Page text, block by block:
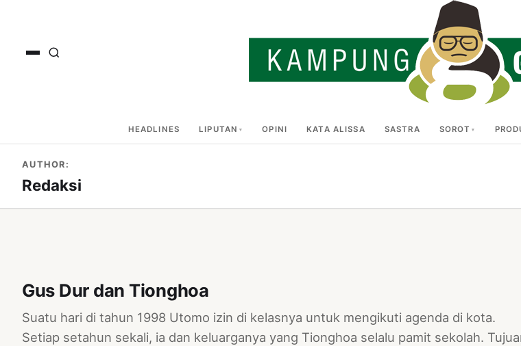
HEADLINES LIPUTAN OPINI KATA ALISSA SASTRA SOROT
AUTHOR:
Redaksi
Gus Dur dan Tionghoa
Suatu hari di tahun 1998 Utomo izin di kelasnya untuk mengikuti agenda di kota.
Setiap setahun sekali, ia dan keluarganya yang Tionghoa selalu pamit sekolah.